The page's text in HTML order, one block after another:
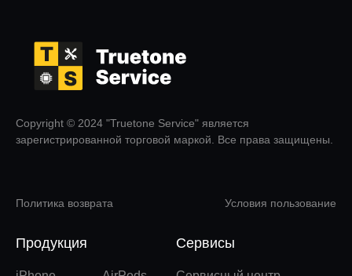
Copyright © 2024 "Truetone Service" является
зарегистрированной торговой маркой. Все права защищены.
Политика возврата Условия пользование
Продукция Сервисы